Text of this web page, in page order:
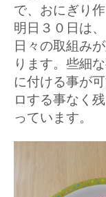
で、おにぎり
明日３０日は
日々の取組み
ります。些細
に付ける事が
ロする事なく
っています。